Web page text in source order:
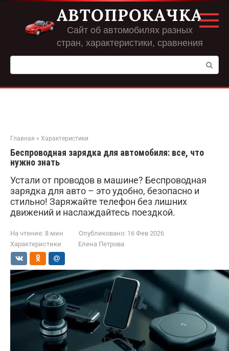
Перейти
контенту
АВТОПРОКАЧКА
Сайт об автомобилях разных
стран, характеристики, сравнения
Поиск:
Главная » Характеристики
Беспроводная зарядка для автомобиля: все, что
нужно знать
Устали от проводов в машине? Беспроводная
зарядка для авто – это удобно, безопасно и
стильно! Заряжайте телефон без лишних
движений и наслаждайтесь поездкой.
На чтение: 8 мин Опубликовано: 16 Фев 2026
Характеристики
Елена Петрова